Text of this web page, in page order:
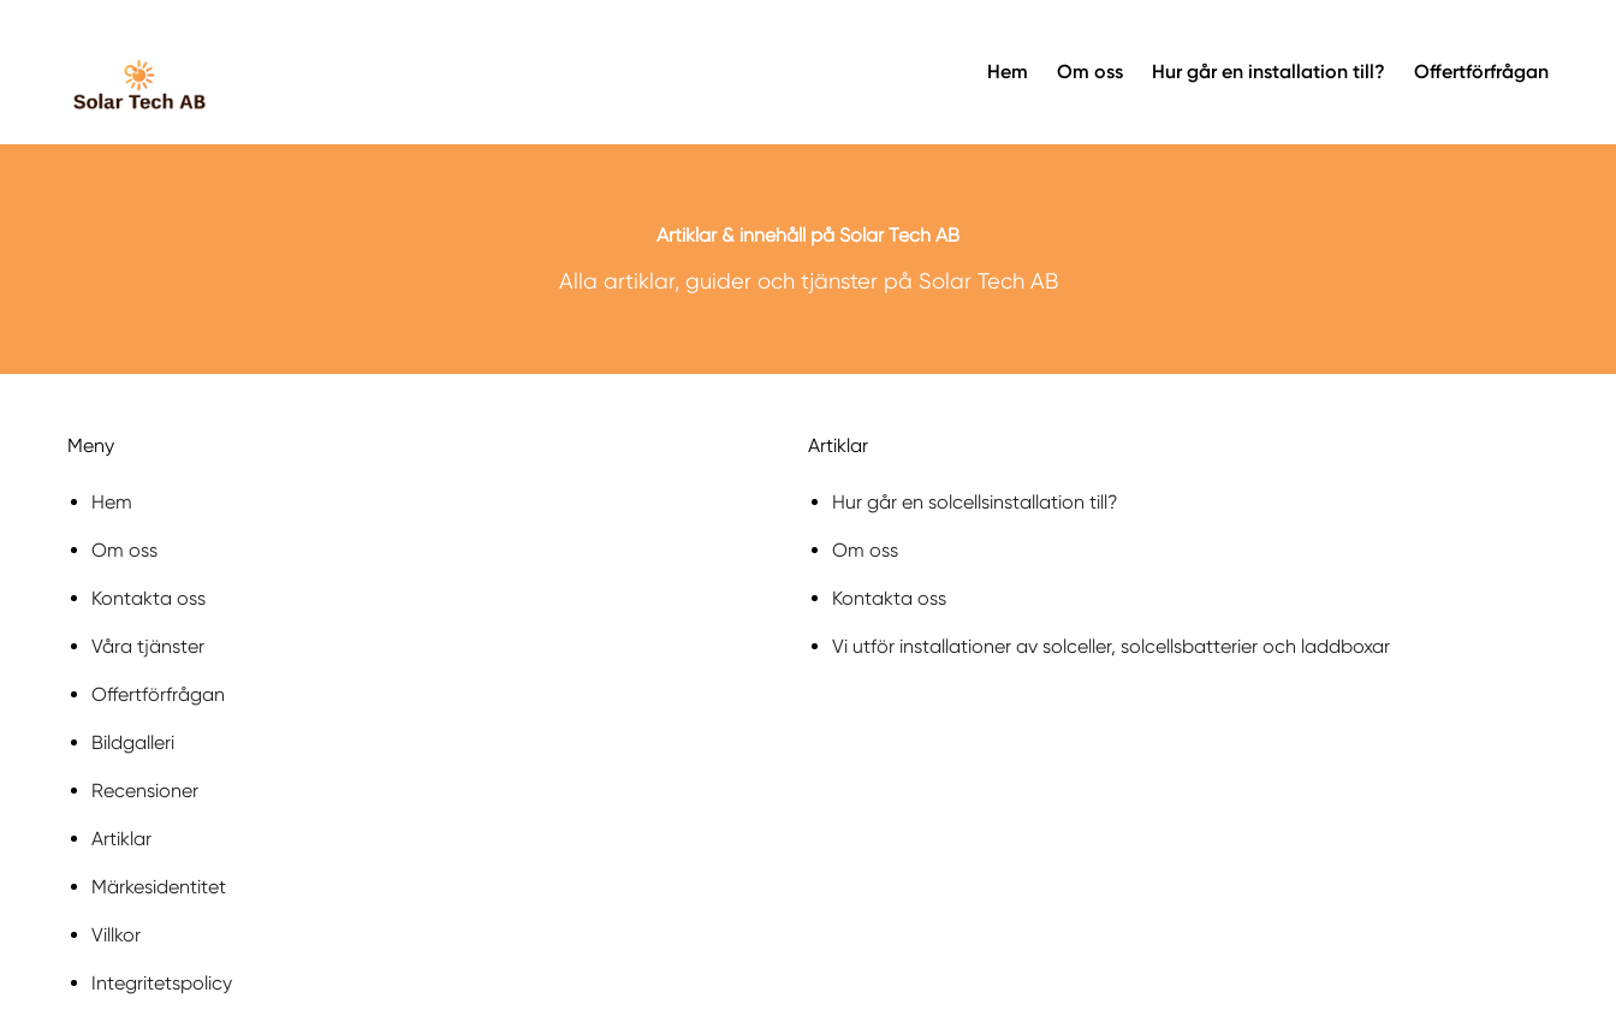
Hem Om oss Hur går en installation till? Offertförfrågan
Artiklar & innehåll på Solar Tech AB
Alla artiklar, guider och tjänster på Solar Tech AB
Meny
Hem
Om oss
Kontakta oss
Våra tjänster
Offertförfrågan
Bildgalleri
Recensioner
Artiklar
Märkesidentitet
Villkor
Integritetspolicy
Artiklar
Hur går en solcellsinstallation till?
Om oss
Kontakta oss
Vi utför installationer av solceller, solcellsbatterier och laddboxar